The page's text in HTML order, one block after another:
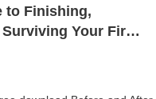
to Finishing,
Your First
by